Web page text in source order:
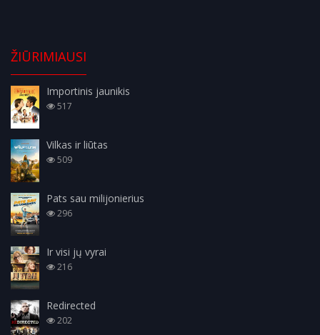
ŽIŪRIMIAUSI
Importinis jaunikis
517
Vilkas ir liūtas
509
Pats sau milijonierius
296
Ir visi jų vyrai
216
Redirected
202